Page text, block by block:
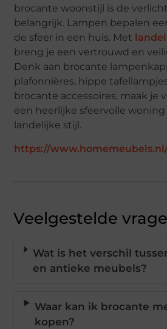
brocante woonstijl is de
belangrijk. Lampen bepalen
de sfeer in een huis. Met
breng je een vertrouwd en
Denk aan brocante
plafonnières, hippe
brocante accessoires, maak je
een heerlijke sfeervolle
landelijke stijl.
https://
Veelgestelde
Wat is het verschil
en antieke meubels?
Waar kan ik brocante
kopen?